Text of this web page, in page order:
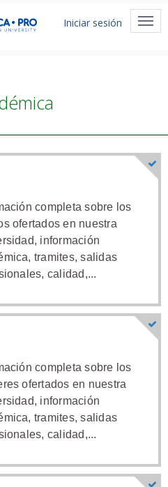
Menú
Iniciar sesión
completa sobre los
ofertados en nuestra
información
tramites, salidas
calidad,...
completa sobre los
ofertados en nuestra
información
tramites, salidas
calidad,...